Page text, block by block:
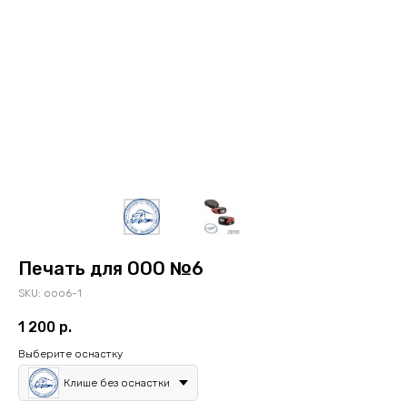
Печать для ООО №6
SKU: ooo6-1
1 200 р.
Выберите оснастку
Клише без оснастки